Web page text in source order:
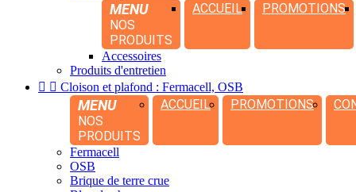
MENU
NOS
PRODUITS
ACCUEIL PROMOTIONS
Accessoires
Produits d'entretien
  Cloison et plafond : Fermacell, OSB
MENU
NOS
PRODUITS
ACCUEIL PROMOTIONS
Fermacell
OSB
Brique de terre crue